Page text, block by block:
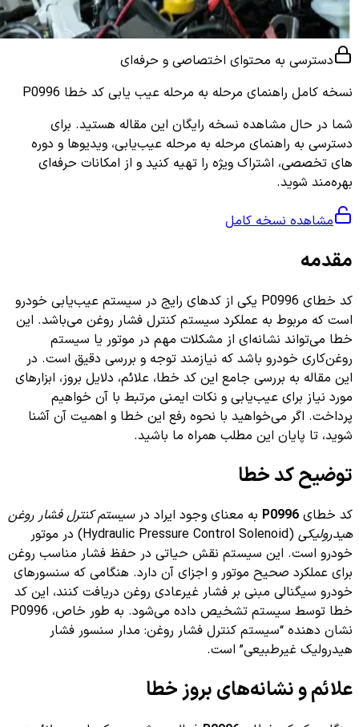
دسترسی به محتوای اختصاصی و حرفه‌ای
نسخه کامل راهنمای مرحله به مرحله عیب یابی کد خطا P0996
شما در حال مشاهده نسخه رایگان این مقاله هستید. برای
دسترسی به راهنمای مرحله به مرحله عیب‌یابی، ویدیوها و دوره
های تخصصی، اشتراک ویژه را تهیه کنید و از امکانات حرفه‌ای
بهره‌مند شوید.
مشاهده نسخه کامل
مقدمه
کد خطای P0996 یکی از کدهای رایج در سیستم عیب‌یابی خودرو
است که مربوط به عملکرد سیستم کنترل فشار روغن می‌باشد. این
خطا می‌تواند نشانه‌ای از مشکلات مهم در موتور یا سیستم
روغن‌کاری خودرو باشد که نیازمند توجه و بررسی دقیق است. در
این مقاله به بررسی جامع این کد خطا، علائم، دلایل بروز، ابزارهای
مورد نیاز برای عیب‌یابی و نکات ایمنی مرتبط با آن خواهیم
پرداخت. اگر می‌خواهید با نحوه رفع این خطا و اهمیت آن آشنا
شوید، تا پایان این مطلب همراه ما باشید.
توضیح کد خطا
کد خطای P0996 به معنای وجود ایراد درسیستم کنترل فشار روغن
هیدرولیکی
(Hydraulic Pressure Control Solenoid) در موتور
خودرو است. این سیستم نقش حیاتی در حفظ فشار مناسب روغن
برای عملکرد صحیح موتور و اجزای آن دارد. هنگامی که سنسورهای
خودرو سیگنالی مبنی بر فشار غیرعادی روغن دریافت کنند، این کد
خطا توسط سیستم تشخیص داده می‌شود. به طور خاص، P0996
نشان دهنده “سیستم کنترل فشار روغن: مدار سنسور فشار
هیدرولیک غیرطبیعی” است.
علائم و نشانه‌های بروز خطا